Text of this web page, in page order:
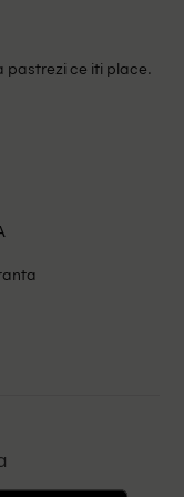
pastrezi ce iti place.